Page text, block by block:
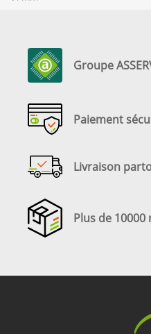
Groupe
Paiement
Livraison
Plus de